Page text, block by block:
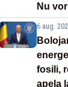
Nu
6 aug.
fosili,
apela